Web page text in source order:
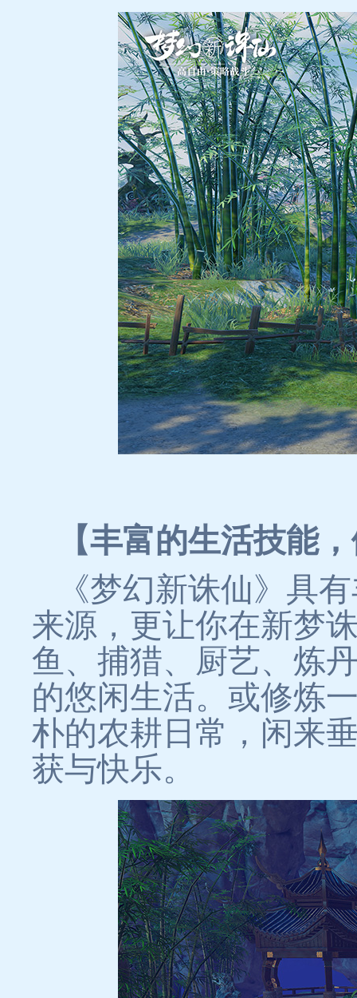
【丰富的生活技能
《梦幻新诛仙》具
来源，更让你在新梦
鱼、捕猎、厨艺、炼
的悠闲生活。或修炼
朴的农耕日常，闲来
获与快乐。